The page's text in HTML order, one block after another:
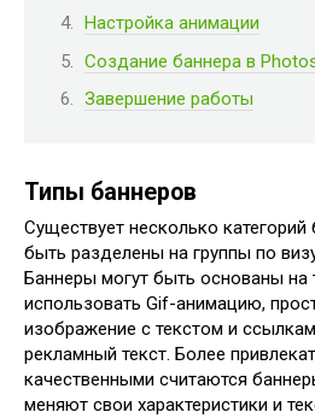
Настройка анимации
Создание баннера в
Завершение работы
Типы баннеров
Существует несколько категорий
быть разделены на группы по
Баннеры могут быть основаны на
использовать Gif-анимацию,
изображение с текстом и
рекламный текст. Более
качественными считаются
меняют свои характеристики и